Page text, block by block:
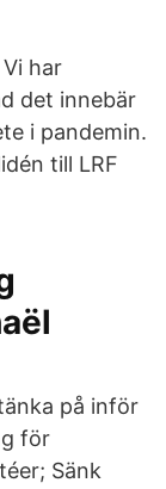
har
det innebär
i pandemin.
till LRF
på inför
för
Sänk